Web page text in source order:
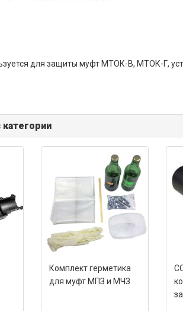
для защиты муфт МТОК-В, МТОК-Г,
Комплект герметика
для муфт МПЗ и МЧЗ